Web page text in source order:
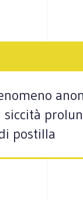
siccità
postilla